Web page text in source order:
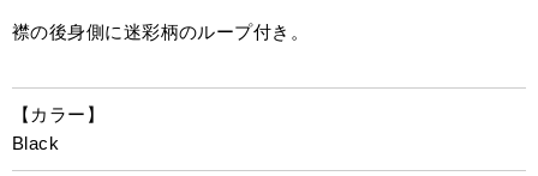
襟の後身側に迷彩柄のループ付き。
【カラー】
Black